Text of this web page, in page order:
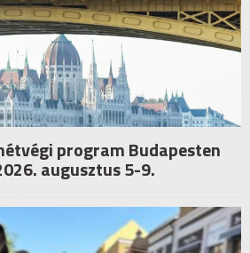
program Budapesten
augusztus 5-9.